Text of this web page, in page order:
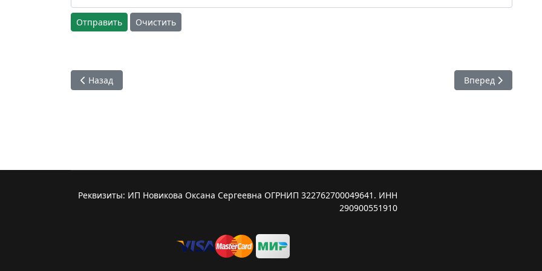
Отправить Очистить
Предыдущий: Ананташри дас - Его святейшество
Назад Следующий: Гоур
Вперед
Реквизиты: ИП Новикова Оксана Сергеевна ОГРНИП 322762700049641. ИНН
290900551910